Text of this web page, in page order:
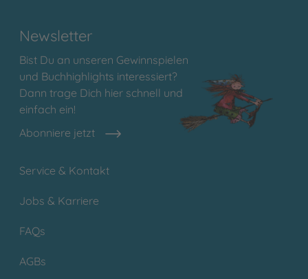
Newsletter
Bist Du an unseren Gewinnspielen
und Buchhighlights interessiert?
Dann trage Dich hier schnell und
einfach ein!
Abonniere jetzt
Service & Kontakt
Jobs & Karriere
FAQs
AGBs